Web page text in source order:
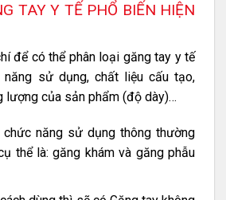
TAY Y TẾ PHỔ BIẾN HIỆN
để có thể phân loại găng tay y tế
năng sử dụng, chất liệu cấu tạo,
lượng của sản phẩm (độ dày)…
chức năng sử dụng thông thường
thể là: găng khám và găng phẫu